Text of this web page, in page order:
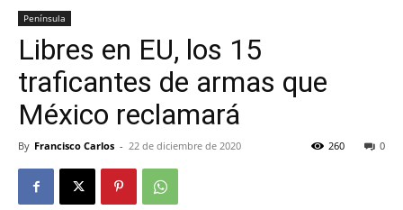
Península
Libres en EU, los 15
traficantes de armas que
México reclamará
By Francisco Carlos - 22 de diciembre de 2020 0
260